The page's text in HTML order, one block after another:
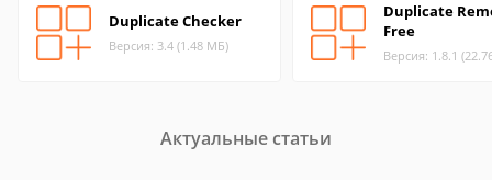
Duplicate Checker
Версия: 3.4 (1.48 МБ)
Duplicate
Free
Версия: 1.8.1
Актуальные статьи